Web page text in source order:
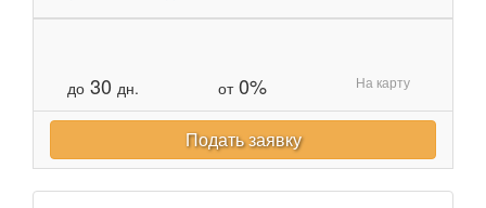
до 30 дн. от0% На карту
Подать заявку